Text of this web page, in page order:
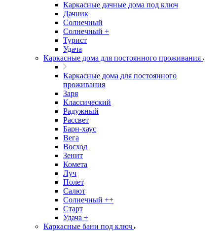
Каркасные дачные дома под ключ
Дачник
Солнечный
Солнечный +
Турист
Удача
Каркасные дома для постоянного проживания
Каркасные дома для постоянного
проживания
Заря
Классический
Радужный
Рассвет
Барн-хаус
Вега
Восход
Зенит
Комета
Луч
Полет
Салют
Солнечный ++
Старт
Удача +
Каркасные бани под ключ